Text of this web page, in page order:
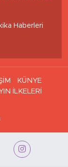
Haberleri
KÜNYE
İLKELERİ